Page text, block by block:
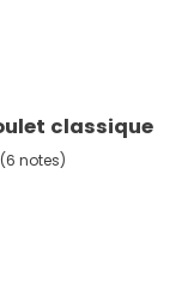
classique
(6 notes)